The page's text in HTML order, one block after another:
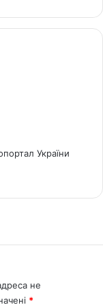
України
не
*